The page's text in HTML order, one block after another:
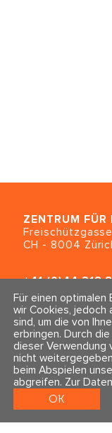
ZENTRUM FÜR
Freischützgasse
CH - 8004
+41 (0)44 218
info@polarity.se
Kontakt & Info
Newsletter
Impressum &
AGBs
Für einen
wir Cookies, jedoch
sind, um die von
erbringen. Durch
dieser Verwendung
nicht
beim Abspielen
abgreifen. Zur
OK